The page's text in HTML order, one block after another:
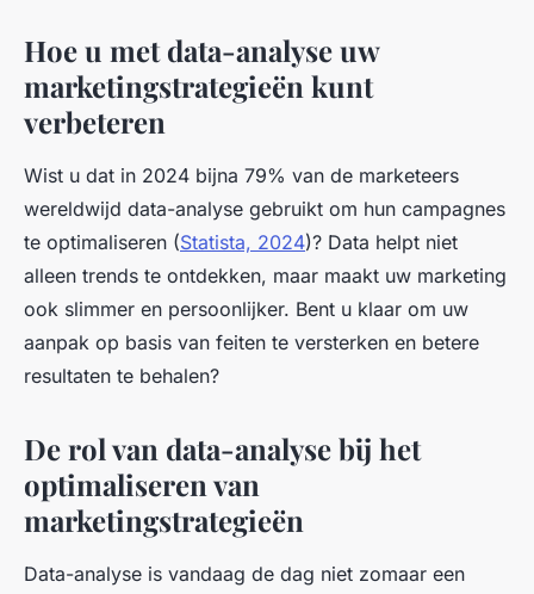
Hoe u met data-analyse uw
marketingstrategieën kunt
verbeteren
Wist u dat in 2024 bijna 79% van de marketeers
wereldwijd data-analyse gebruikt om hun campagnes
te optimaliseren (Statista, 2024)? Data helpt niet
alleen trends te ontdekken, maar maakt uw marketing
ook slimmer en persoonlijker. Bent u klaar om uw
aanpak op basis van feiten te versterken en betere
resultaten te behalen?
De rol van data-analyse bij het
optimaliseren van
marketingstrategieën
Data-analyse is vandaag de dag niet zomaar een